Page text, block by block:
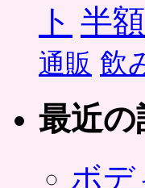
ト 半額
通販 飲
最近の
ボデ